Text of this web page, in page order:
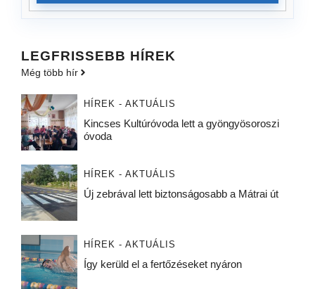
LEGFRISSEBB HÍREK
Még több hír
HÍREK - AKTUÁLIS
Kincses Kultúróvoda lett a gyöngyösoroszi
óvoda
HÍREK - AKTUÁLIS
Új zebrával lett biztonságosabb a Mátrai út
HÍREK - AKTUÁLIS
Így kerüld el a fertőzéseket nyáron